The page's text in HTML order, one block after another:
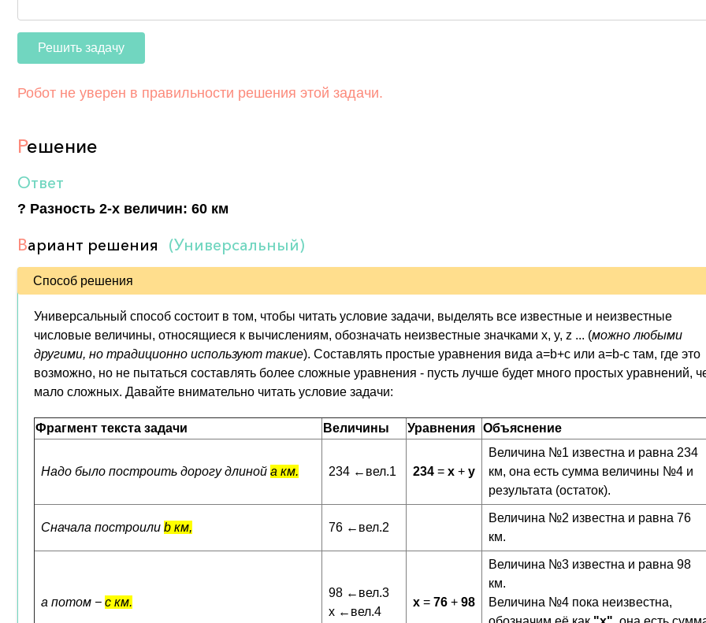
Решить задачу
Робот не уверен в правильности решения этой задачи.
Решение
Ответ
? Разность 2-х величин: 60 км
Вариант решения (Универсальный)
Способ решения
Универсальный способ состоит в том, чтобы читать условие задачи, выделять все известные и неизвестные
числовые величины, относящиеся к вычислениям, обозначать неизвестные значками x, y, z ... (можно любыми
другими, но традиционно используют такие). Составлять простые уравнения вида a=b+c или a=b-c там, где это
возможно, но не пытаться составлять более сложные уравнения - пусть лучше будет много простых уравнений,
мало сложных. Давайте внимательно читать условие задачи:
Фрагмент текста задачи Величины Уравнения Объяснение
Надо было построить дорогу длиной a км. 234 ←вел.1 234 = x + y
Величина №1 известна и равна 234
км, она есть сумма величины №4 и
результата (остаток).
Сначала построили b км, 76 ←вел.2
Величина №2 известна и равна 76
км.
а потом − c км.
98 ←вел.3
x ←вел.4
x = 76 + 98
Величина №3 известна и равна 98
км.
Величина №4 пока неизвестна,